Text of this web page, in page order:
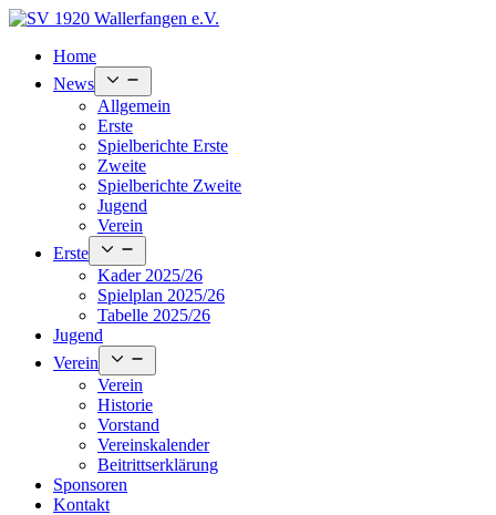
Skip
contentHome
News
menu
Allgemein
Erste
Spielberichte Erste
Zweite
Spielberichte Zweite
Jugend
Verein
Erste
menu
Kader 2025/26
Spielplan 2025/26
Tabelle 2025/26
Jugend
Verein
menu
Verein
Historie
Vorstand
Vereinskalender
Beitrittserklärung
Sponsoren
Kontakt